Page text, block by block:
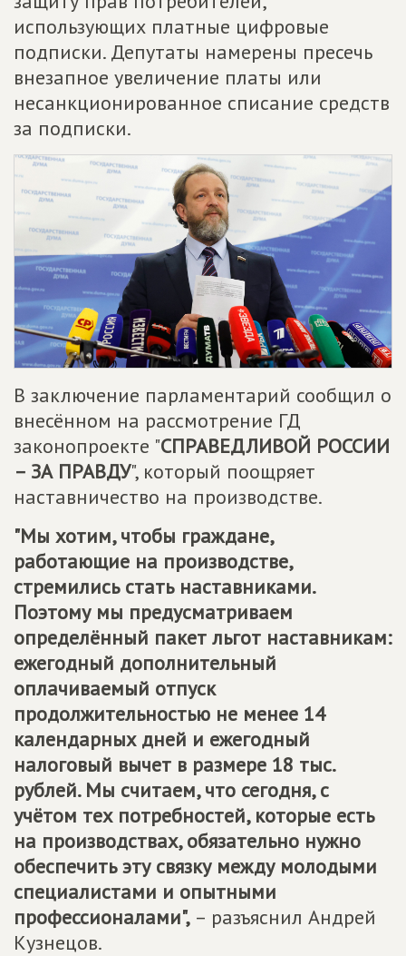
использующих платные цифровые
подписки. Депутаты намерены пресечь
внезапное увеличение платы или
несанкционированное списание средств
за подписки.
В заключение парламентарий сообщил о
внесённом на рассмотрение ГД
законопроекте "СПРАВЕДЛИВОЙ РОССИИ
– ЗА ПРАВДУ", который поощряет
наставничество на производстве.
"Мы хотим, чтобы граждане,
работающие на производстве,
стремились стать наставниками.
Поэтому мы предусматриваем
определённый пакет льгот наставникам:
ежегодный дополнительный
оплачиваемый отпуск
продолжительностью не менее 14
календарных дней и ежегодный
налоговый вычет в размере 18 тыс.
рублей. Мы считаем, что сегодня, с
учётом тех потребностей, которые есть
на производствах, обязательно нужно
обеспечить эту связку между молодыми
специалистами и опытными
профессионалами", – разъяснил Андрей
Кузнецов.